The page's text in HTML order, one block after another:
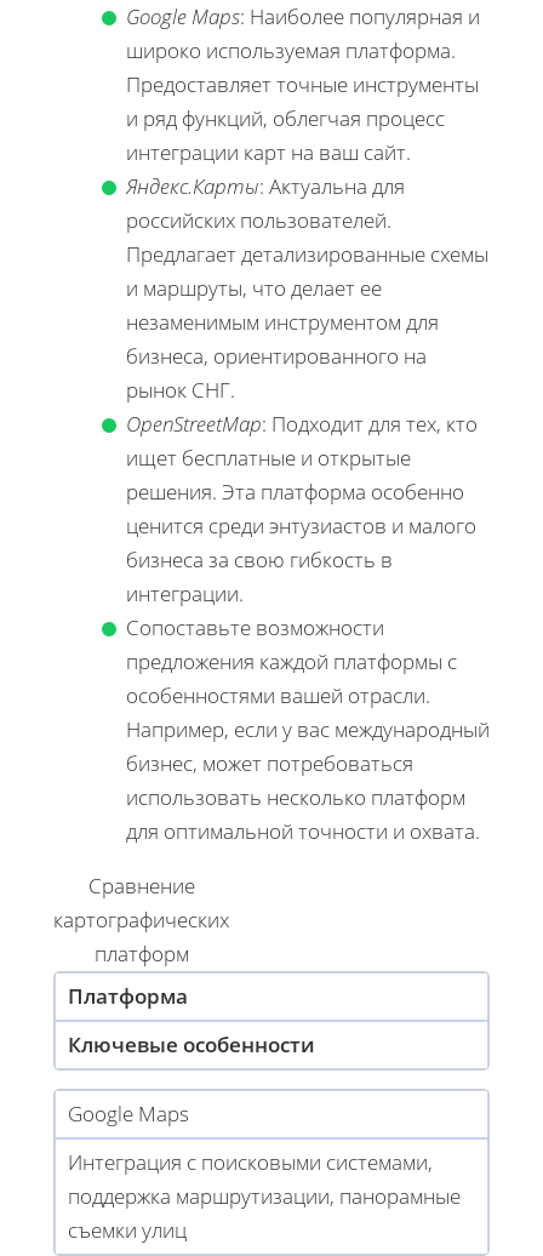
Google Maps: Наиболее популярная и
широко используемая платформа.
Предоставляет точные инструменты
и ряд функций, облегчая процесс
интеграции карт на ваш сайт.
Яндекс.Карты: Актуальна для
российских пользователей.
Предлагает детализированные схемы
и маршруты, что делает ее
незаменимым инструментом для
бизнеса, ориентированного на
рынок СНГ.
OpenStreetMap: Подходит для тех, кто
ищет бесплатные и открытые
решения. Эта платформа особенно
ценится среди энтузиастов и малого
бизнеса за свою гибкость в
интеграции.
Сопоставьте возможности
предложения каждой платформы с
особенностями вашей отрасли.
Например, если у вас международный
бизнес, может потребоваться
использовать несколько платформ
для оптимальной точности и охвата.
Сравнение
картографических
платформ
Платформа
Ключевые особенности
Google Maps
Интеграция с поисковыми системами,
поддержка маршрутизации, панорамные
съемки улиц